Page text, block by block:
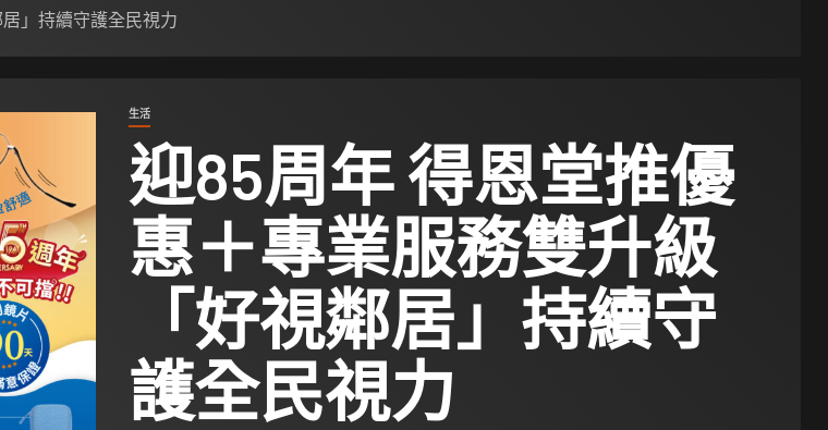
」持續守護全民視力
生活
迎85周年 得恩堂推優
惠＋專業服務雙升級
「好視鄰居」持續守
護全民視力